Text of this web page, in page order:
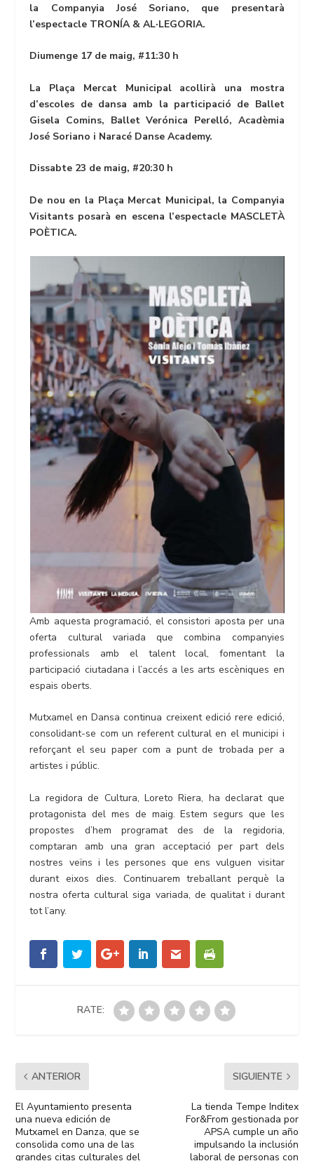
la Companyia José Soriano, que presentarà
l’espectacle TRONÍA & AL·LEGORIA.
Diumenge 17 de maig, #11:30 h
La Plaça Mercat Municipal acollirà una mostra
d’escoles de dansa amb la participació de Ballet
Gisela Comins, Ballet Verónica Perelló, Acadèmia
José Soriano i Naracé Danse Academy.
Dissabte 23 de maig, #20:30 h
De nou en la Plaça Mercat Municipal, la Companyia
Visitants posarà en escena l’espectacle MASCLETÀ
POÈTICA.
Amb aquesta programació, el consistori aposta per una
oferta cultural variada que combina companyies
professionals amb el talent local, fomentant la
participació ciutadana i l’accés a les arts escèniques en
espais oberts.
Mutxamel en Dansa continua creixent edició rere edició,
consolidant-se com un referent cultural en el municipi i
reforçant el seu paper com a punt de trobada per a
artistes i públic.
La regidora de Cultura, Loreto Riera, ha declarat que
protagonista del mes de maig. Estem segurs que les
propostes d’hem programat des de la regidoria,
comptaran amb una gran acceptació per part dels
nostres veïns i les persones que ens vulguen visitar
durant eixos dies. Continuarem treballant perquè la
nostra oferta cultural siga variada, de qualitat i durant
tot l’any.
RATE:
ANTERIOR
El Ayuntamiento presenta
una nueva edición de
Mutxamel en Danza, que se
consolida como una de las
grandes citas culturales del
SIGUIENTE
La tienda Tempe Inditex
For&From gestionada por
APSA cumple un año
impulsando la inclusión
laboral de personas con